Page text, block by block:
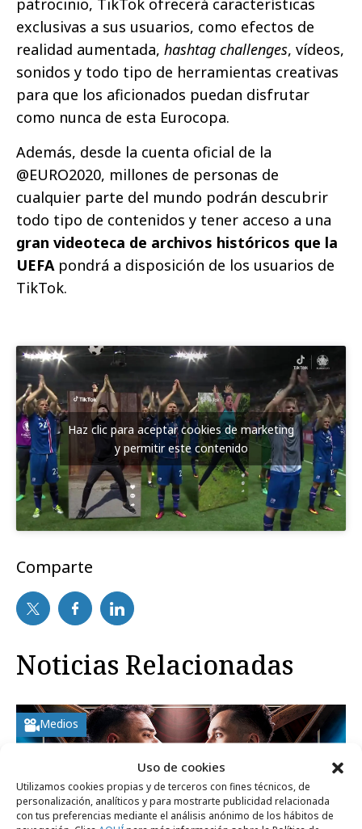
Uso de cookies
Utilizamos cookies propias y de terceros con fines técnicos, de
personalización, analíticos y para mostrarte publicidad relacionada
con tus preferencias mediante el análisis anónimo de los hábitos de
exclusivas a sus usuarios, como efectos de
realidad aumentada, hashtag challenges, vídeos,
sonidos y todo tipo de herramientas creativas
para que los aficionados puedan disfrutar
como nunca de esta Eurocopa.
Además, desde la cuenta oficial de la
@EURO2020, millones de personas de
cualquier parte del mundo podrán descubrir
todo tipo de contenidos y tener acceso a una
gran videoteca de archivos históricos que la
UEFA pondrá a disposición de los usuarios de
TikTok.
Haz clic para aceptar cookies de marketing
y permitir este contenido
Comparte
Noticias Relacionadas
Medios